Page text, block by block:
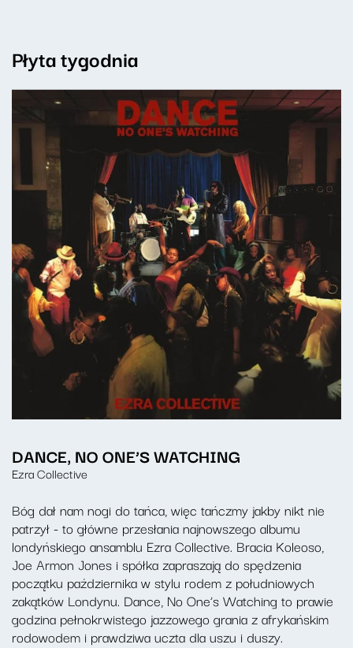
Płyta tygodnia
DANCE, NO ONE’S WATCHING
Ezra Collective
Bóg dał nam nogi do tańca, więc tańczmy jakby nikt nie
patrzył - to główne przesłania najnowszego albumu
londyńskiego ansamblu Ezra Collective. Bracia Koleoso,
Joe Armon Jones i spółka zapraszają do spędzenia
początku października w stylu rodem z południowych
zakątków Londynu. Dance, No One’s Watching to prawie
godzina pełnokrwistego jazzowego grania z afrykańskim
rodowodem i prawdziwa uczta dla uszu i duszy.